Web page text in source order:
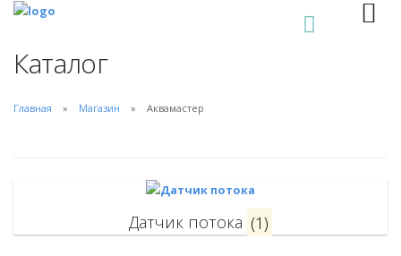
Каталог
Главная Магазин Аквамастер
Датчик потока (1)